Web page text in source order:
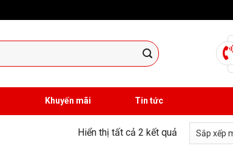
Khuyến mãi Tin tức
Hiển thị tất cả 2 kết quả